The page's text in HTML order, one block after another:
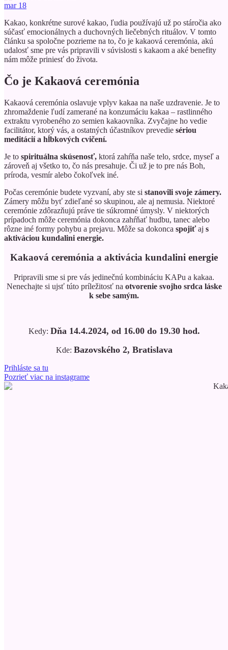
mar 18
Kakao, konkrétne surové kakao, ľudia používajú už po stáročia ako
súčasť emocionálnych a duchovných liečebných rituálov. V tomto
článku sa spoločne pozrieme na to, čo je kakaová ceremónia, akú
udalosť sme pre vás pripravili v súvislosti s kakaom a aké benefity
nám môže priniesť do života.
Čo je Kakaová ceremónia
Kakaová ceremónia oslavuje vplyv kakaa na naše uzdravenie. Je to
zhromaždenie ľudí zamerané na konzumáciu kakaa – rastlinného
extraktu vyrobeného zo semien kakaovníka. Zvyčajne ho vedie
facilitátor, ktorý vás, a ostatných účastníkov prevedie sériou
meditácií a hĺbkových cvičení.
Je to spirituálna skúsenosť, ktorá zahŕňa naše telo, srdce, myseľ a
zároveň aj všetko to, čo nás presahuje. Či už je to pre nás Boh,
príroda, vesmír alebo čokoľvek iné.
Počas ceremónie budete vyzvaní, aby ste si stanovili svoje zámery.
Zámery môžu byť zdieľané so skupinou, ale aj nemusia. Niektoré
ceremónie zdôrazňujú práve tie súkromné úmysly. V niektorých
prípadoch môže ceremónia dokonca zahŕňať hudbu, tanec alebo
rôzne iné formy pohybu a prejavu. Môže sa dokonca spojiťaj s
aktiváciou kundalini energie.
Kakaová ceremónia a aktivácia kundalini energie
Pripravili sme si pre vás jedinečnú kombináciu KAPu a kakaa.
Nenechajte si ujsť túto príležitosť na otvorenie svojho srdca láske
k sebe samým.
Kedy: Dňa 14.4.2024, od 16.00 do 19.30 hod.
Kde: Bazovského 2, Bratislava
Prihláste sa tu
Pozrieť viac na instagrame